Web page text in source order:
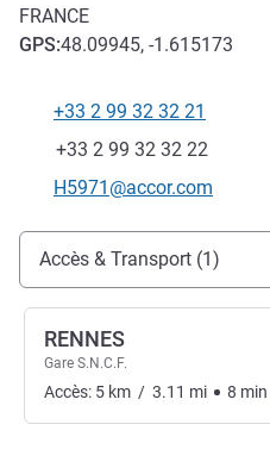
FRANCE
GPS:48.09945, -1.615173
Téléphone
+33 2 99 32 32 21
Fax
+33 2 99 32 32 22
Email de contact
H5971@accor.com
Accès et transports
Accès & Transport (1)
RENNES
Gare S.N.C.F.
Accès: 5 km / 3.11 mi 8 min